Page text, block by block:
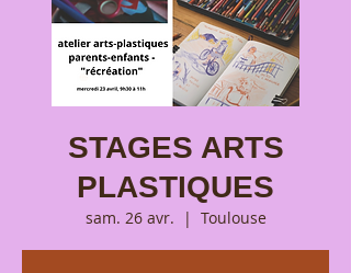
STAGES ARTS
PLASTIQUES
sam. 26 avr.
  |
Toulouse